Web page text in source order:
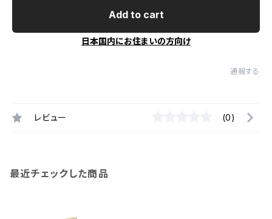
Add to cart
日本国内にお住まいの方向け
通報する
レビュー (0)
最近チェックした商品